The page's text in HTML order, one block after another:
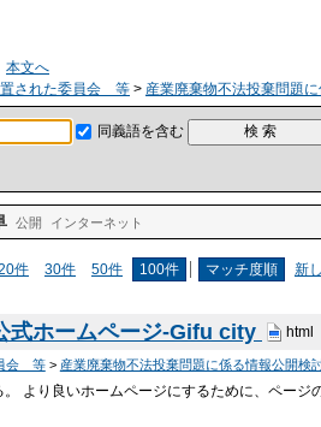
本文へ
された委員会 等 > 産業廃棄物不法投棄問題
同義語を含む
公開 インターネット
件 30件 50件 100件 マッチ度順 新
式ホームページ-Gifu city html
会 等> 産業廃棄物不法投棄問題に係る情報公開検
より良いホームページにするために、ページ